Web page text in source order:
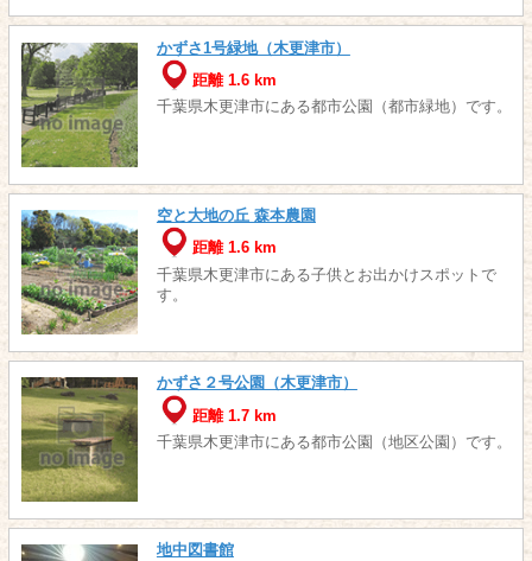
かずさ1号緑地（木更津市）
距離 1.6 km
千葉県木更津市にある都市公園（都市緑地）です。
空と大地の丘 森本農園
距離 1.6 km
千葉県木更津市にある子供とお出かけスポットで
す。
かずさ２号公園（木更津市）
距離 1.7 km
千葉県木更津市にある都市公園（地区公園）です。
地中図書館